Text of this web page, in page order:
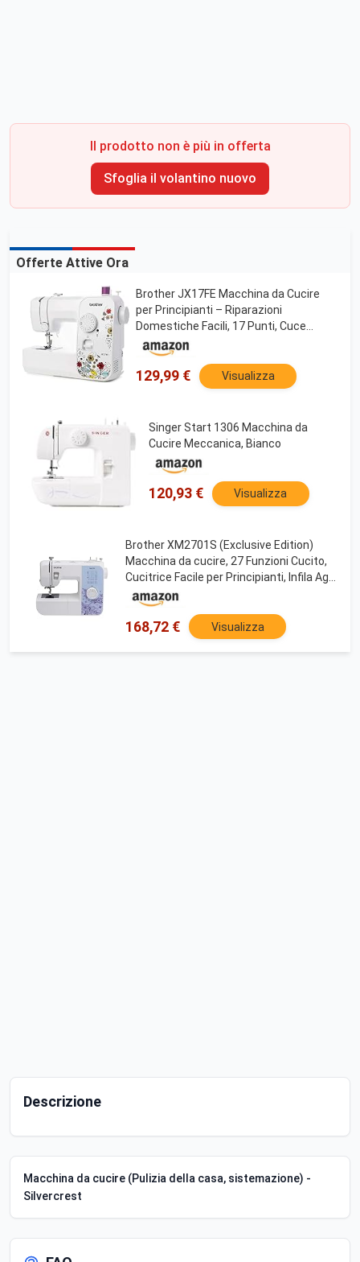
Il prodotto non è più in offerta
Sfoglia il volantino nuovo
Offerte Attive Ora
Brother JX17FE Macchina da Cucire
per Principianti – Riparazioni
Domestiche Facili, 17 Punti, Cuce
Anche Jeans, Luce LED, Braccio Libero,
Robusta e Affidabile per Casa e Fai da
Te
129,99 € Visualizza
Singer Start 1306 Macchina da
Cucire Meccanica, Bianco
120,93 € Visualizza
Brother XM2701S (Exclusive Edition)
Macchina da cucire, 27 Funzioni Cucito,
Cucitrice Facile per Principianti, Infila Ago
Automatico
168,72 € Visualizza
Descrizione
Macchina da cucire (Pulizia della casa, sistemazione) -
Silvercrest